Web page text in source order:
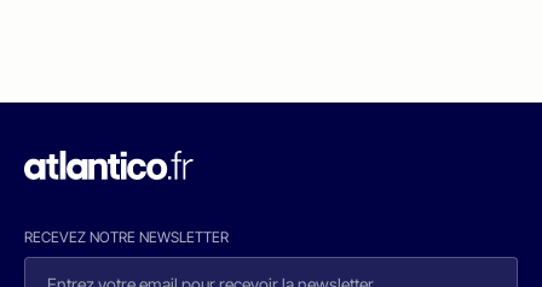
RECEVEZ NOTRE NEWSLETTER